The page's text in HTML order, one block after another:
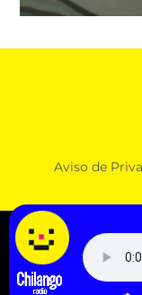
Aviso de
© 2026 SOPITAS.COM -
MÁS!.